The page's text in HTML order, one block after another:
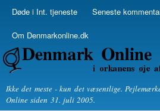
Skip to
Secondary menu
Døde i Int. tjeneste Seneste
Om Denmarkonline.dk
Denmarkonline.dk -
Ikke det meste - kun det væsentlige.
Online siden 31. juli 2005.